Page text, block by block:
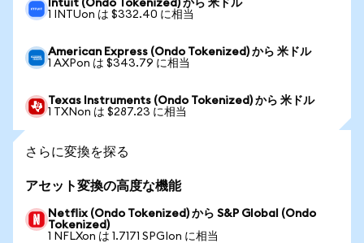
Intuit (Ondo Tokenized) から 米ドル
1 INTUon は $332.40 に相当
American Express (Ondo Tokenized) から 米ドル
1 AXPon は $343.79 に相当
Texas Instruments (Ondo Tokenized) から 米ドル
1 TXNon は $287.23 に相当
さらに変換を探る
アセット変換の高度な機能
Netflix (Ondo Tokenized) から S&P Global (Ondo
Tokenized)
1 NFLXon は 1.7171 SPGIon に相当